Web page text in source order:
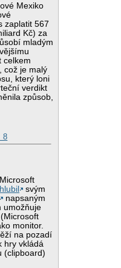
Mexiko
zaplatit 567
Kč) za
mladým
celkem
což je malý
který loni
verdikt
způsob,
8
svým
napsaným
umožňuje
monitor.
na pozadí
hry vkládá
(clipboard)